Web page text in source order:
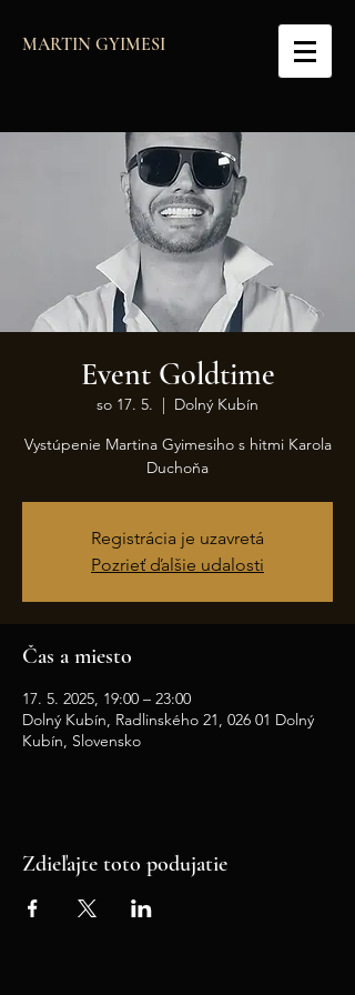
MARTIN GYIMESI
Event Goldtime
so 17. 5.
  |
Dolný Kubín
Vystúpenie Martina Gyimesiho s hitmi Karola
Duchoňa
Registrácia je uzavretá
Pozrieť ďalšie udalosti
Čas a miesto
17. 5. 2025, 19:00 – 23:00
Dolný Kubín, Radlinského 21, 026 01 Dolný
Kubín, Slovensko
Zdieľajte toto podujatie